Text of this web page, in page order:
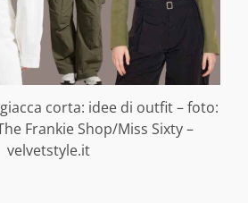
corta: idee di outfit – foto:
Frankie Shop/Miss Sixty –
velvetstyle.it